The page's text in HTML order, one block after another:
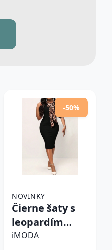
-50%
NOVINKY
Čierne šaty s
leopardím
vzorom
iMODA